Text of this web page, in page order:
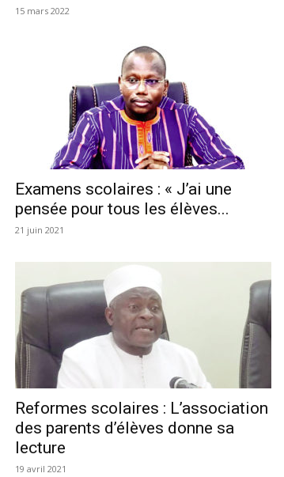
15 mars 2022
Examens scolaires : « J’ai une
pensée pour tous les élèves...
21 juin 2021
Reformes scolaires : L’association
des parents d’élèves donne sa
lecture
19 avril 2021